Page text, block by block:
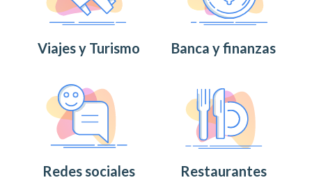
Viajes y Turismo Banca y finanzas
Redes sociales Restaurantes